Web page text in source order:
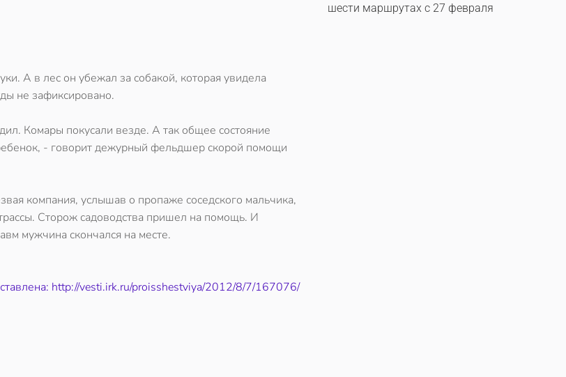
А в лес он убежал за собакой, которая увидела
не зафиксировано.
Комары покусали везде. А так общее состояние
- говорит дежурный фельдшер скорой помощи
компания, услышав о пропаже соседского мальчика,
Сторож садоводства пришел на помощь. И
мужчина скончался на месте.
http://vesti.irk.ru/proisshestviya/2012/8/7/167076/
шести маршрутах с 27 февраля